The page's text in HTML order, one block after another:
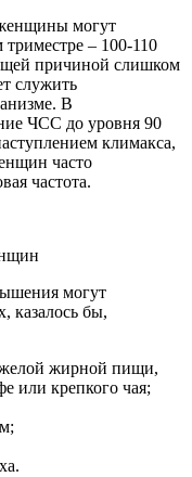
могут
триместре – 100-110
причиной слишком
служить
В
ЧСС до уровня 90
климакса,
часто
частота.
могут
казалось бы,
жирной пищи,
или крепкого чая;